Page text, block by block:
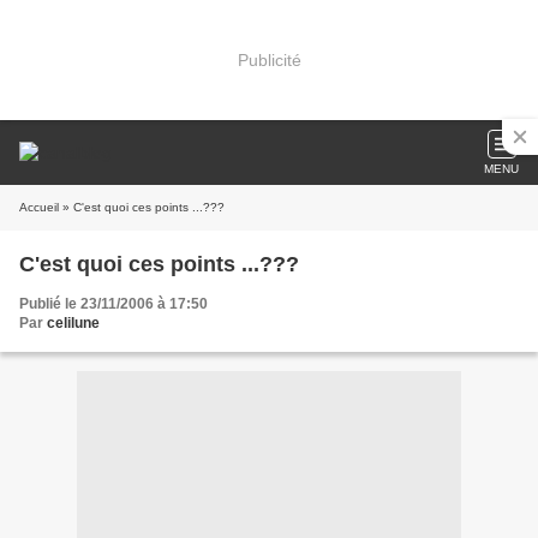
Publicité
MENU
Accueil » C'est quoi ces points ...???
C'est quoi ces points ...???
Publié le 23/11/2006 à 17:50
Par celilune